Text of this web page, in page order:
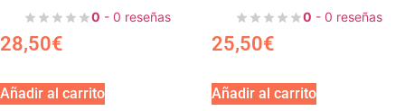
0 - 0 reseñas
28,50€
Añadir al carrito
0 - 0 reseñas
25,50€
Añadir al carrito